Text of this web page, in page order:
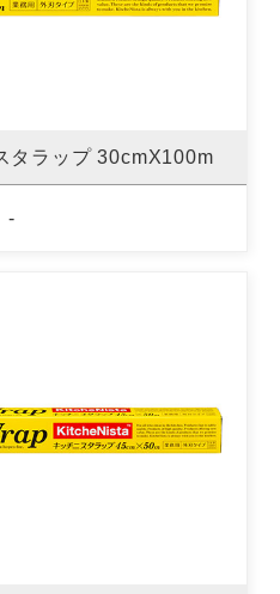
タラップ 30cmX100m
-